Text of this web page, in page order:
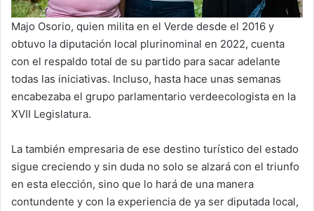
Majo Osorio, quien milita en el Verde desde el 2016 y
obtuvo la diputación local plurinominal en 2022, cuenta
con el respaldo total de su partido para sacar adelante
todas las iniciativas. Incluso, hasta hace unas semanas
encabezaba el grupo parlamentario verdeecologista en la
XVII Legislatura.
La también empresaria de ese destino turístico del estado
sigue creciendo y sin duda no solo se alzará con el triunfo
en esta elección, sino que lo hará de una manera
contundente y con la experiencia de ya ser diputada local,